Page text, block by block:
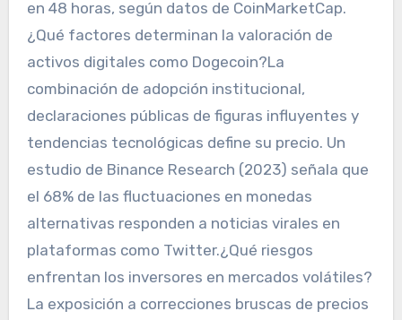
en 48 horas, según datos de CoinMarketCap.
¿Qué factores determinan la valoración de
activos digitales como Dogecoin?La
combinación de adopción institucional,
declaraciones públicas de figuras influyentes y
tendencias tecnológicas define su precio. Un
estudio de Binance Research (2023) señala que
el 68% de las fluctuaciones en monedas
alternativas responden a noticias virales en
plataformas como Twitter.¿Qué riesgos
enfrentan los inversores en mercados volátiles?
La exposición a correcciones bruscas de precios